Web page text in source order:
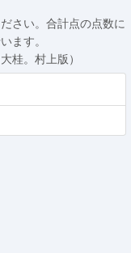
さい。合計点の点数に
ます。
桂。村上版）